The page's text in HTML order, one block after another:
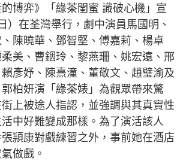
博弈》「綠茶閨蜜 識破心機」宣
）在荃灣舉行，劇中演員馬國明、
陳曉華、鄧智堅、傅嘉莉、楊卓
美、曹銦玲、黎燕珊、姚宏遠、邢
彥妤、陳熹潼、董敬文、趙璧渝及
柏妍演「綠茶婊」為觀眾帶來驚
上被途人指認，並強調與其真實性
中好難變成那樣。為了演活該人
頴康對戲練習之外，事前她在酒店
做戲。